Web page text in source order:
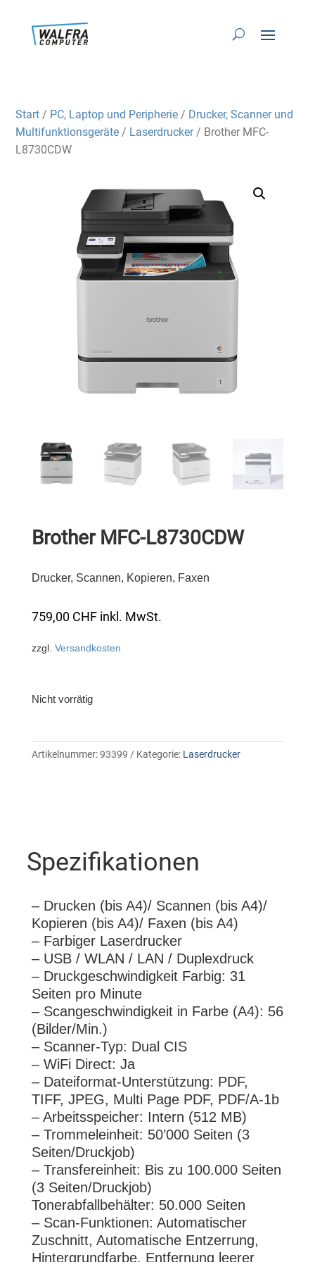
Start / PC, Laptop und Peripherie / Drucker, Scanner und
Multifunktionsgeräte / Laserdrucker/ Brother MFC-
L8730CDW
Brother MFC-L8730CDW
Drucker, Scannen, Kopieren, Faxen
759,00 CHF inkl. MwSt.
zzgl. Versandkosten
Nicht vorrätig
Artikelnummer:93399 Kategorie: Laserdrucker
Spezifikationen
– Drucken (bis A4)/ Scannen (bis A4)/
Kopieren (bis A4)/ Faxen (bis A4)
– Farbiger Laserdrucker
– USB / WLAN / LAN / Duplexdruck
– Druckgeschwindigkeit Farbig: 31
Seiten pro Minute
– Scangeschwindigkeit in Farbe (A4): 56
(Bilder/Min.)
– Scanner-Typ: Dual CIS
– WiFi Direct: Ja
– Dateiformat-Unterstützung: PDF,
TIFF, JPEG, Multi Page PDF, PDF/A-1b
– Arbeitsspeicher: Intern (512 MB)
– Trommeleinheit: 50’000 Seiten (3
Seiten/Druckjob)
– Transfereinheit: Bis zu 100.000 Seiten
(3 Seiten/Druckjob)
Tonerabfallbehälter: 50.000 Seiten
– Scan-Funktionen: Automatischer
Zuschnitt, Automatische Entzerrung,
Hintergrundfarbe, Entfernung leerer